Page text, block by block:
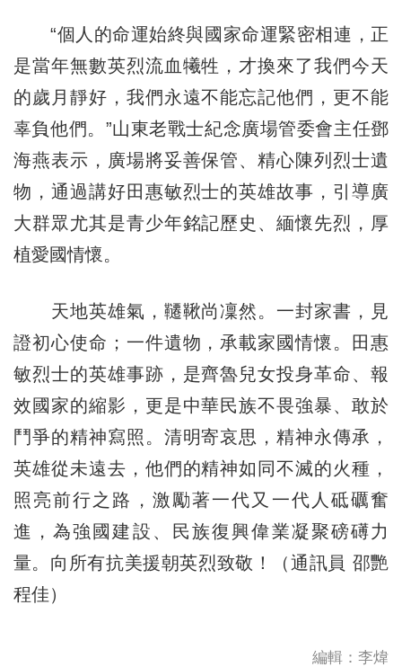
“個人的命運始終與國家命運緊密相連，正
是當年無數英烈流血犧牲，才換來了我們今天
的歲月靜好，我們永遠不能忘記他們，更不能
辜負他們。”山東老戰士紀念廣場管委會主任鄧
海燕表示，廣場將妥善保管、精心陳列烈士遺
物，通過講好田惠敏烈士的英雄故事，引導廣
大群眾尤其是青少年銘記歷史、緬懷先烈，厚
植愛國情懷。
天地英雄氣，韆鞦尚凜然。一封家書，見
證初心使命；一件遺物，承載家國情懷。田惠
敏烈士的英雄事跡，是齊魯兒女投身革命、報
效國家的縮影，更是中華民族不畏強暴、敢於
鬥爭的精神寫照。清明寄哀思，精神永傳承，
英雄從未遠去，他們的精神如同不滅的火種，
照亮前行之路，激勵著一代又一代人砥礪奮
進，為強國建設、民族復興偉業凝聚磅礡力
量。向所有抗美援朝英烈致敬！（通訊員 邵艷
程佳）
編輯：李煒